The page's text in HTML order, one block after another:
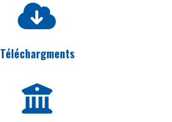
Téléchargments